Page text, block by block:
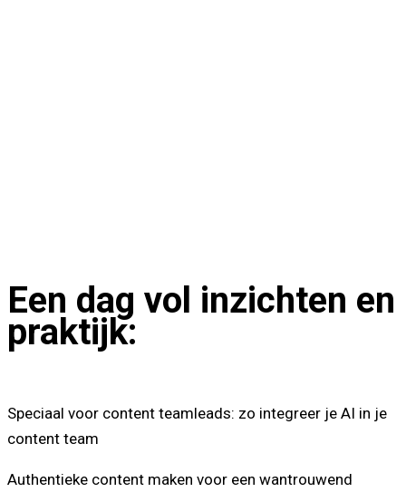
Een dag vol inzichten en
praktijk:
Speciaal voor content teamleads: zo integreer je AI in je
content team
Authentieke content maken voor een wantrouwend